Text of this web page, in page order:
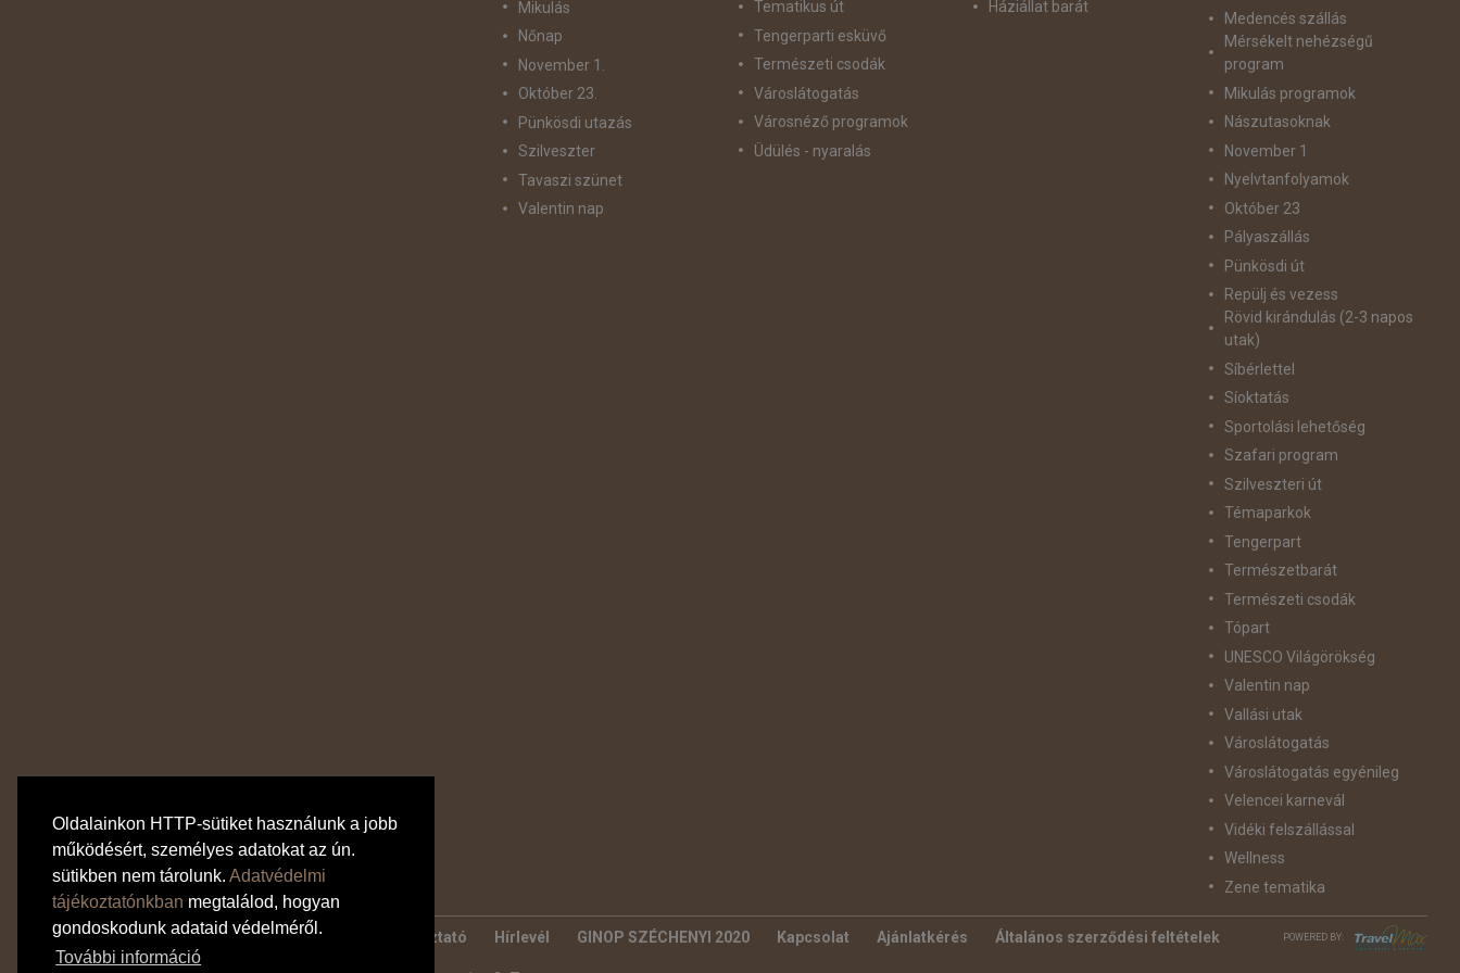
Oldalainkon HTTP-sütiket használunk a jobb
működésért, személyes adatokat az ún.
sütikben nem tárolunk. Adatvédelmi
tájékoztatónkban megtalálod, hogyan
gondoskodunk adataid védelméről.
További információ
Mikulás
Nőnap
November 1.
Október 23.
Pünkösdi utazás
Szilveszter
Tavaszi szünet
Valentin nap
Tematikus út
Tengerparti esküvő
Természeti csodák
Városlátogatás
Városnéző programok
Üdülés - nyaralás
Háziállat barát
Medencés szállás
Mérsékelt nehézségű
program
Mikulás programok
Nászutasoknak
November 1
Nyelvtanfolyamok
Október 23
Pályaszállás
Pünkösdi út
Repülj és vezess
Rövid kirándulás (2-3 napos
utak)
Síbérlettel
Síoktatás
Sportolási lehetőség
Szafari program
Szilveszteri út
Témaparkok
Tengerpart
Természetbarát
Természeti csodák
Tópart
UNESCO Világörökség
Valentin nap
Vallási utak
Városlátogatás
Városlátogatás egyénileg
Velencei karnevál
Vidéki felszállással
Wellness
Zene tematika
Bankkártyás fizetés tájékoztató Adatvédelmi tájékoztató Hírlevél GINOP SZÉCHENYI 2020 Kapcsolat Ajánlatkérés Általános szerződési feltételek POWERED BY: